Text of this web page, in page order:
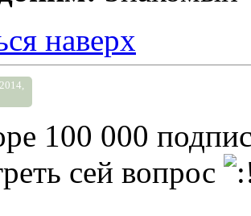
наверх
100 000
сей вопрос